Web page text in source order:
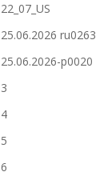
22_07_US
25.06.2026 ru0263
25.06.2026-p0020
3
4
5
6